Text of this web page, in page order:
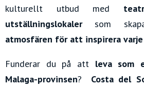
kulturellt utbud med
utställningslokalersom
atmosfären för att inspirera
Funderar du på att leva som
Malaga-provinsen? Costa del